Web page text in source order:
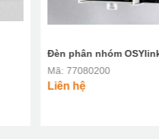
Đèn phân nhóm
Mã: 77080200
Liên hệ